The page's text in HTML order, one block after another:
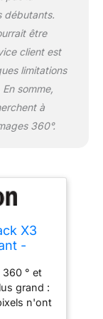
aussi
et
l'horizon
:
à selfie
à 360°
perche
pour des
de
débutants.
être
client est
limitations
somme,
à
360°.
X3
-
1/2",
360 ° et
grand :
n'ont